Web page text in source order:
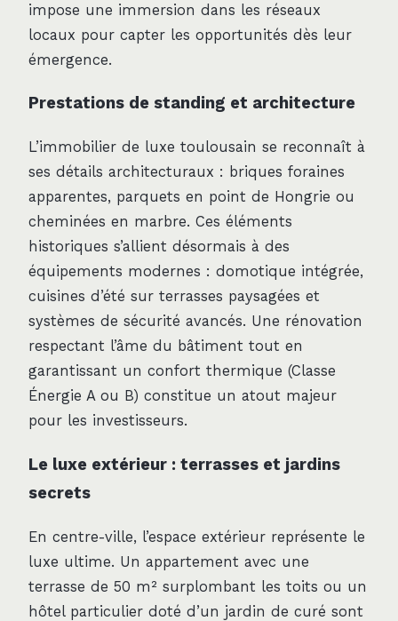
impose une immersion dans les réseaux
locaux pour capter les opportunités dès leur
émergence.
Prestations de standing et architecture
L’immobilier de luxe toulousain se reconnaît à
ses détails architecturaux : briques foraines
apparentes, parquets en point de Hongrie ou
cheminées en marbre. Ces éléments
historiques s’allient désormais à des
équipements modernes : domotique intégrée,
cuisines d’été sur terrasses paysagées et
systèmes de sécurité avancés. Une rénovation
respectant l’âme du bâtiment tout en
garantissant un confort thermique (Classe
Énergie A ou B) constitue un atout majeur
pour les investisseurs.
Le luxe extérieur : terrasses et jardins
secrets
En centre-ville, l’espace extérieur représente le
luxe ultime. Un appartement avec une
terrasse de 50 m² surplombant les toits ou un
hôtel particulier doté d’un jardin de curé sont